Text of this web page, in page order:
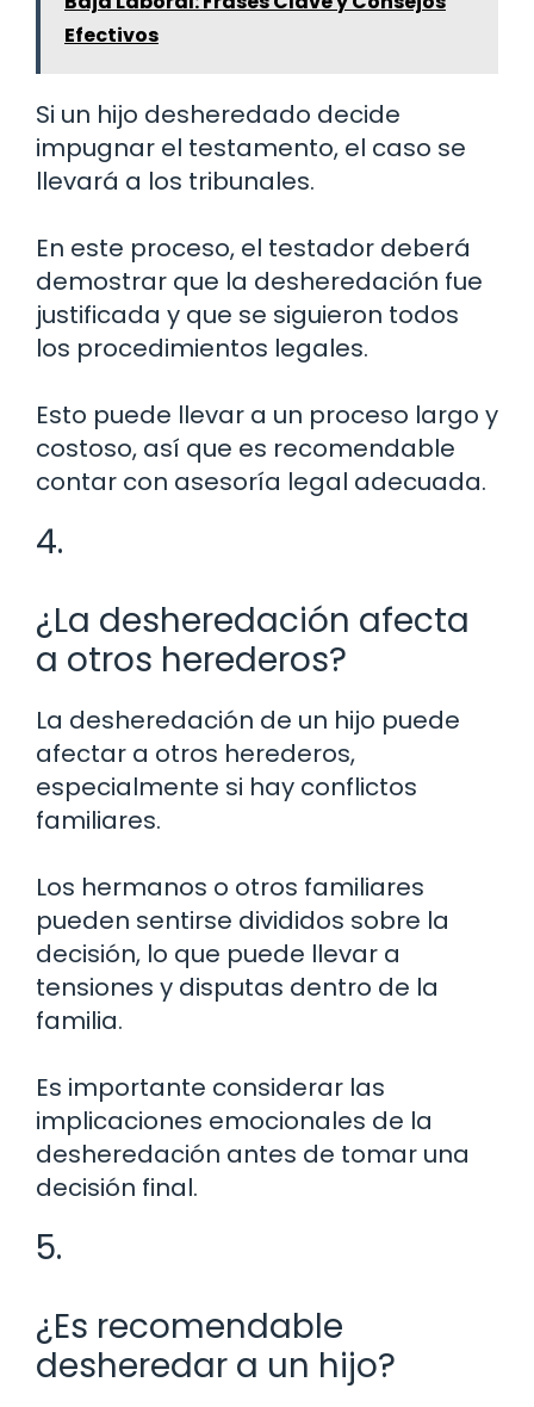
Efectivos
Si un hijo desheredado decide
impugnar el testamento, el caso se
llevará a los tribunales.
En este proceso, el testador deberá
demostrar que la desheredación fue
justificada y que se siguieron todos
los procedimientos legales.
Esto puede llevar a un proceso largo y
costoso, así que es recomendable
contar con asesoría legal adecuada.
4.
¿La desheredación afecta
a otros herederos?
La desheredación de un hijo puede
afectar a otros herederos,
especialmente si hay conflictos
familiares.
Los hermanos o otros familiares
pueden sentirse divididos sobre la
decisión, lo que puede llevar a
tensiones y disputas dentro de la
familia.
Es importante considerar las
implicaciones emocionales de la
desheredación antes de tomar una
decisión final.
5.
¿Es recomendable
desheredar a un hijo?